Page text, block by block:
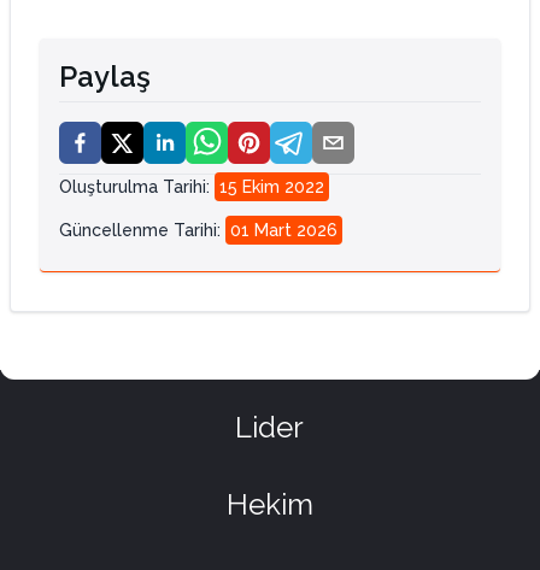
Paylaş
Oluşturulma Tarihi: 15 Ekim 2022
Güncellenme Tarihi: 01 Mart 2026
Lider
Hekim